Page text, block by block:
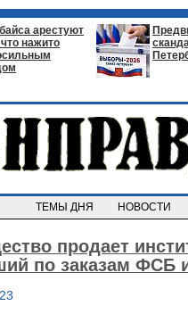
арестуют
нажито
ТЕМЫ ДНЯ НОВОСТИ
продает
по заказам ФСБ